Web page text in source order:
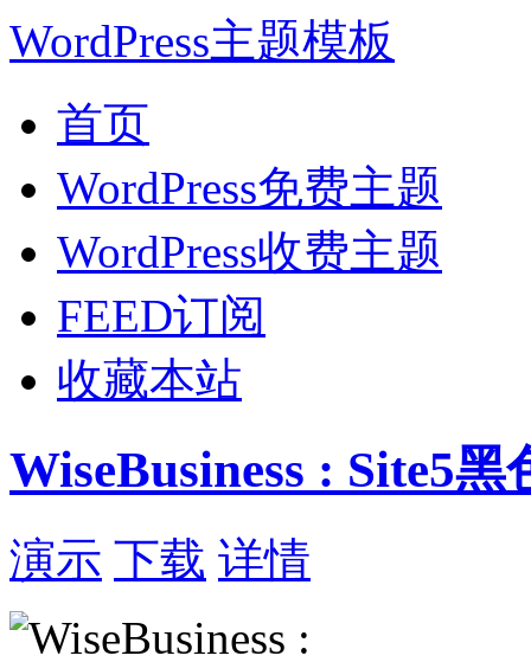
WordPress主题模板
首页
WordPress免费主题
WordPress收费主题
FEED订阅
收藏本站
WiseBusiness : Site5
演示 下载 详情